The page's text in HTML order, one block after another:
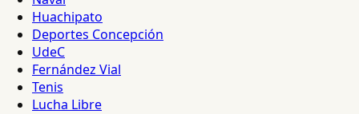
Huachipato
Deportes Concepción
UdeC
Fernández Vial
Tenis
Lucha Libre